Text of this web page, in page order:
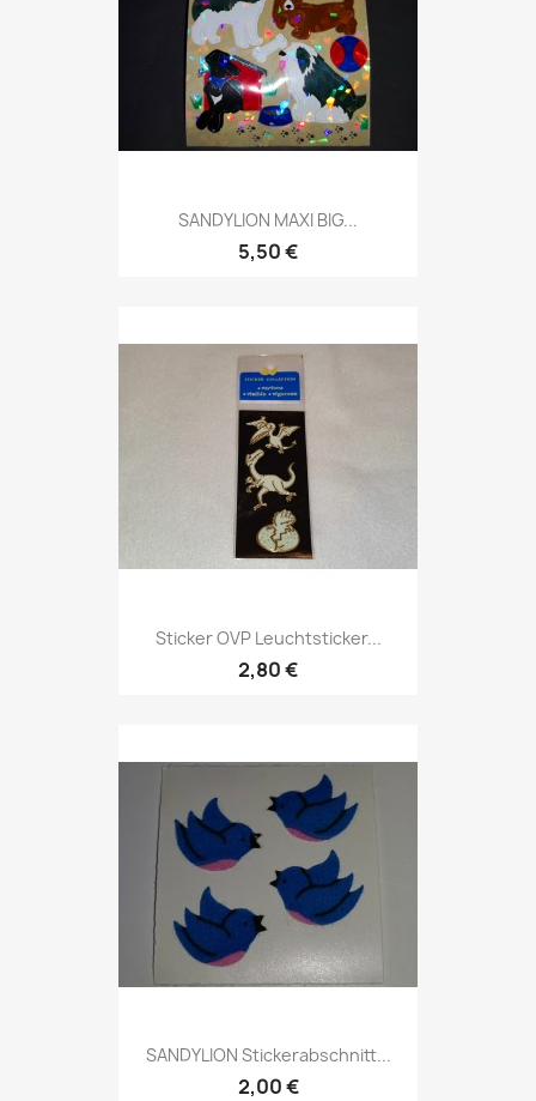
SANDYLION MAXI BIG...
5,50 €
Sticker OVP Leuchtsticker...
2,80 €
SANDYLION Stickerabschnitt...
2,00 €